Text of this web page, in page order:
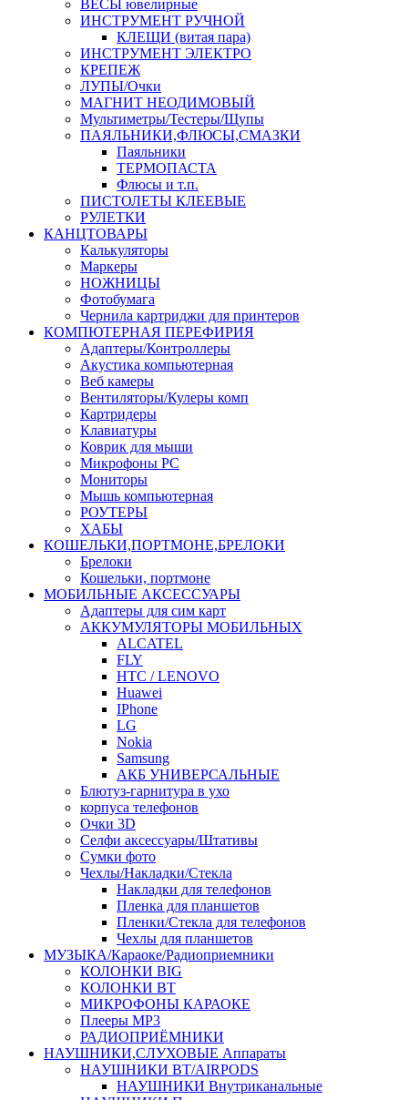
ВЕСЫ ювелирные
ИНСТРУМЕНТ РУЧНОЙ
КЛЕЩИ (витая пара)
ИНСТРУМЕНТ ЭЛЕКТРО
КРЕПЕЖ
ЛУПЫ/Очки
МАГНИТ НЕОДИМОВЫЙ
Мультиметры/Тестеры/Щупы
ПАЯЛЬНИКИ,ФЛЮСЫ,СМАЗКИ
Паяльники
ТЕРМОПАСТА
Флюсы и т.п.
ПИСТОЛЕТЫ КЛЕЕВЫЕ
РУЛЕТКИ
КАНЦТОВАРЫ
Калькуляторы
Маркеры
НОЖНИЦЫ
Фотобумага
Чернила картриджи для принтеров
КОМПЮТЕРНАЯ ПЕРЕФИРИЯ
Адаптеры/Контроллеры
Акустика компьютерная
Веб камеры
Вентиляторы/Кулеры комп
Картридеры
Клавиатуры
Коврик для мыши
Микрофоны PC
Мониторы
Мышь компьютерная
РОУТЕРЫ
ХАБЫ
КОШЕЛЬКИ,ПОРТМОНЕ,БРЕЛОКИ
Брелоки
Кошельки, портмоне
МОБИЛЬНЫЕ АКСЕССУАРЫ
Адаптеры для сим карт
АККУМУЛЯТОРЫ МОБИЛЬНЫХ
ALCATEL
FLY
HTC / LENOVO
Huawei
IPhone
LG
Nokia
Samsung
АКБ УНИВЕРСАЛЬНЫЕ
Блютуз-гарнитура в ухо
корпуса телефонов
Очки 3D
Селфи аксессуары/Штативы
Сумки фото
Чехлы/Накладки/Стекла
Накладки для телефонов
Пленка для планшетов
Пленки/Стекла для телефонов
Чехлы для планшетов
МУЗЫКА/Караоке/Радиоприемники
КОЛОНКИ BIG
КОЛОНКИ BT
МИКРОФОНЫ КАРАОКЕ
Плееры MP3
РАДИОПРИЁМНИКИ
НАУШНИКИ,СЛУХОВЫЕ Аппараты
НАУШНИКИ BT/AIRPODS
НАУШНИКИ Внутриканальные